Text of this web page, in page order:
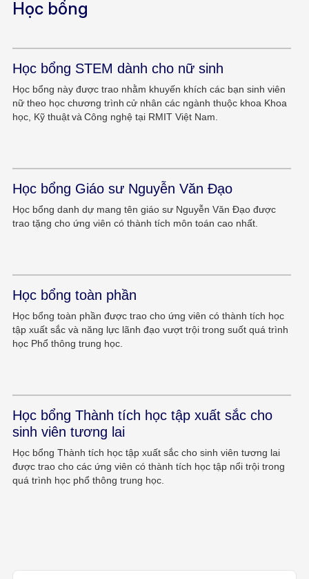
Học bổng
Học bổng STEM dành cho nữ sinh
Học bổng này được trao nhằm khuyến khích các bạn sinh viên
nữ theo học chương trình cử nhân các ngành thuộc khoa Khoa
học, Kỹ thuật và Công nghệ tại RMIT Việt Nam.
Học bổng Giáo sư Nguyễn Văn Đạo
Học bổng danh dự mang tên giáo sư Nguyễn Văn Đạo được
trao tặng cho ứng viên có thành tích môn toán cao nhất.
Học bổng toàn phần
Học bổng toàn phần được trao cho ứng viên có thành tích học
tập xuất sắc và năng lực lãnh đạo vượt trội trong suốt quá trình
học Phổ thông trung học.
Học bổng Thành tích học tập xuất sắc cho
sinh viên tương lai
Học bổng Thành tích học tập xuất sắc cho sinh viên tương lai
được trao cho các ứng viên có thành tích học tập nổi trội trong
quá trình học phổ thông trung học.